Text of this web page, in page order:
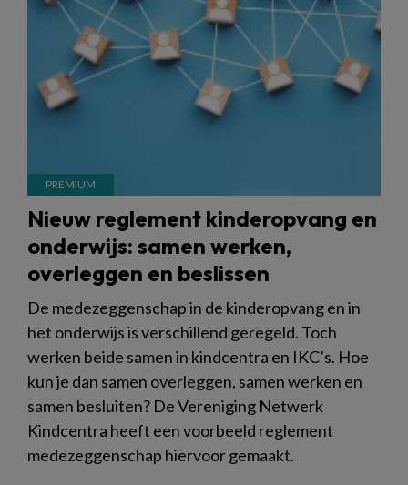
Nieuw reglement kinderopvang en
onderwijs: samen werken,
overleggen en beslissen
De medezeggenschap in de kinderopvang en in
het onderwijs is verschillend geregeld. Toch
werken beide samen in kindcentra en IKC’s. Hoe
kun je dan samen overleggen, samen werken en
samen besluiten? De Vereniging Netwerk
Kindcentra heeft een voorbeeld reglement
medezeggenschap hiervoor gemaakt.